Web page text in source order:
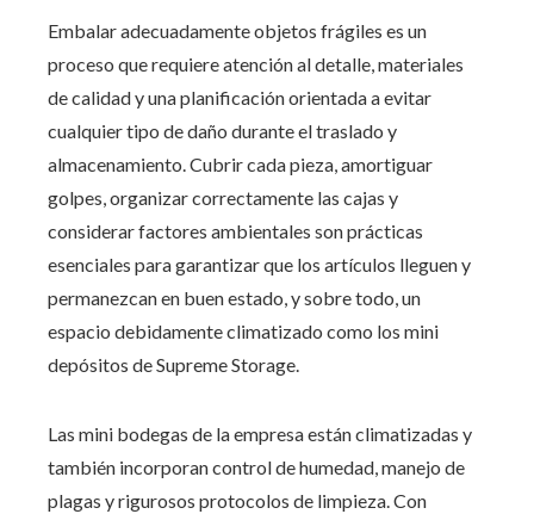
Embalar adecuadamente objetos frágiles es un
proceso que requiere atención al detalle, materiales
de calidad y una planificación orientada a evitar
cualquier tipo de daño durante el traslado y
almacenamiento. Cubrir cada pieza, amortiguar
golpes, organizar correctamente las cajas y
considerar factores ambientales son prácticas
esenciales para garantizar que los artículos lleguen y
permanezcan en buen estado, y sobre todo, un
espacio debidamente climatizado como los mini
depósitos de Supreme Storage.
Las mini bodegas de la empresa están climatizadas y
también incorporan control de humedad, manejo de
plagas y rigurosos protocolos de limpieza. Con